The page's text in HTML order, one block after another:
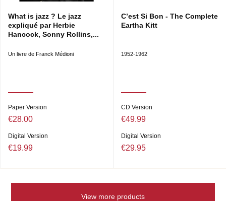
What is jazz ? Le jazz
expliqué par Herbie
Hancock, Sonny Rollins,...
Un livre de Franck Médioni
Paper Version
€28.00
Digital Version
€19.99
C’est Si Bon - The Complete
Eartha Kitt
1952-1962
CD Version
€49.99
Digital Version
€29.95
View more products